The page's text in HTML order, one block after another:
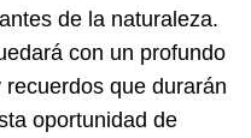
de la naturaleza.
con un profundo
que durarán
oportunidad de